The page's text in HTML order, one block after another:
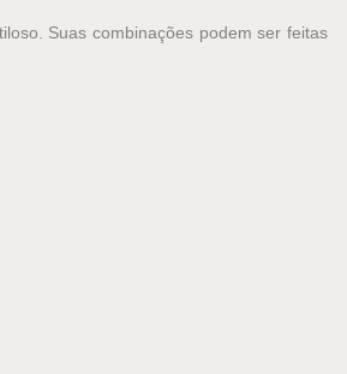
Suas combinações podem ser feitas